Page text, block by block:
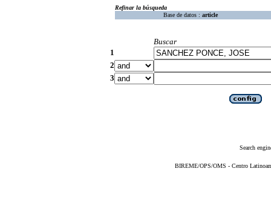
Refinar la búsqueda
Base de datos : article
Buscar
1
2
3
Search
BIREME/OPS/OMS - Centro